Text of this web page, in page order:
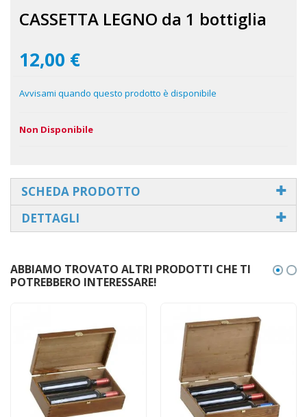
della
galleria
immagini
CASSETTA LEGNO da 1 bottiglia
12,00 €
Avvisami quando questo prodotto è disponibile
Non Disponibile
SCHEDA PRODOTTO
DETTAGLI
ABBIAMO TROVATO ALTRI PRODOTTI CHE TI
POTREBBERO INTERESSARE!